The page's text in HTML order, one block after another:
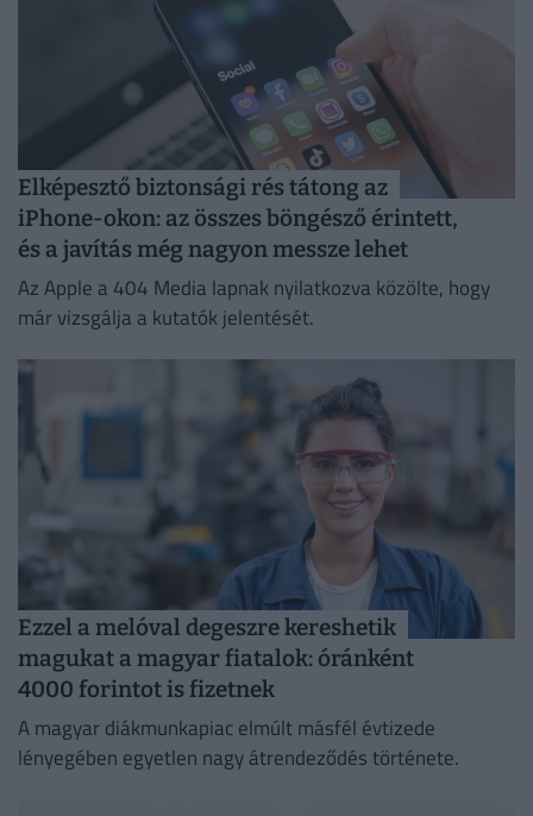
Elképesztő biztonsági rés tátong az
iPhone-okon: az összes böngésző érintett,
és a javítás még nagyon messze lehet
Az Apple a 404 Media lapnak nyilatkozva közölte, hogy
már vizsgálja a kutatók jelentését.
Ezzel a melóval degeszre kereshetik
magukat a magyar fiatalok: óránként
4000 forintot is fizetnek
A magyar diákmunkapiac elmúlt másfél évtizede
lényegében egyetlen nagy átrendeződés története.